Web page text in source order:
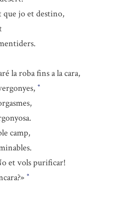
que jo et destino,
la roba fins a la cara,
*
camp,
et vols purificar!
*